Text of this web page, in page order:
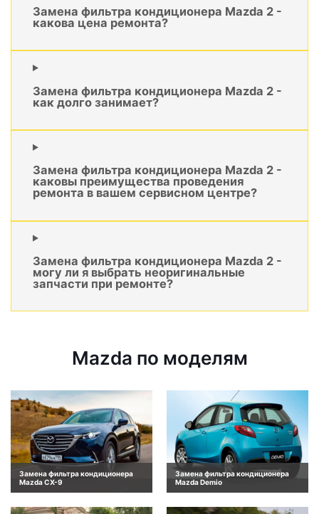
Замена фильтра кондиционера Mazda 2 -
какова цена ремонта?
Замена фильтра кондиционера Mazda 2 -
как долго занимает?
Замена фильтра кондиционера Mazda 2 -
каковы преимущества проведения
ремонта в вашем сервисном центре?
Замена фильтра кондиционера Mazda 2 -
могу ли я выбрать неоригинальные
запчасти при ремонте?
Mazda по моделям
Замена фильтра кондиционера
Mazda CX-9
Замена фильтра кондиционера
Mazda Demio